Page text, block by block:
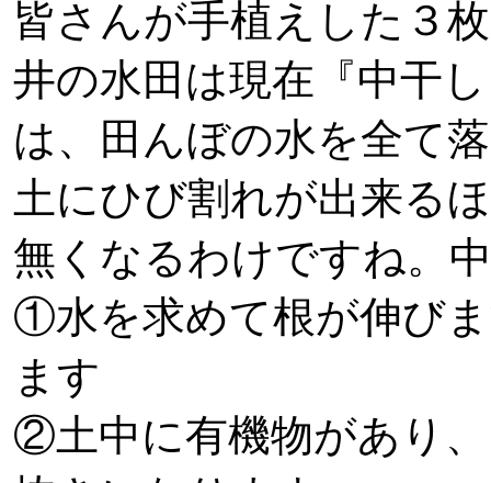
皆さんが手植えした３
井の水田は現在『中干
は、田んぼの水を全て
土にひび割れが出来る
無くなるわけですね。
①水を求めて根が伸び
ます
②土中に有機物があり